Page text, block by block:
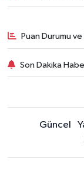
Puan Durumu
Son Dakika
Güncel